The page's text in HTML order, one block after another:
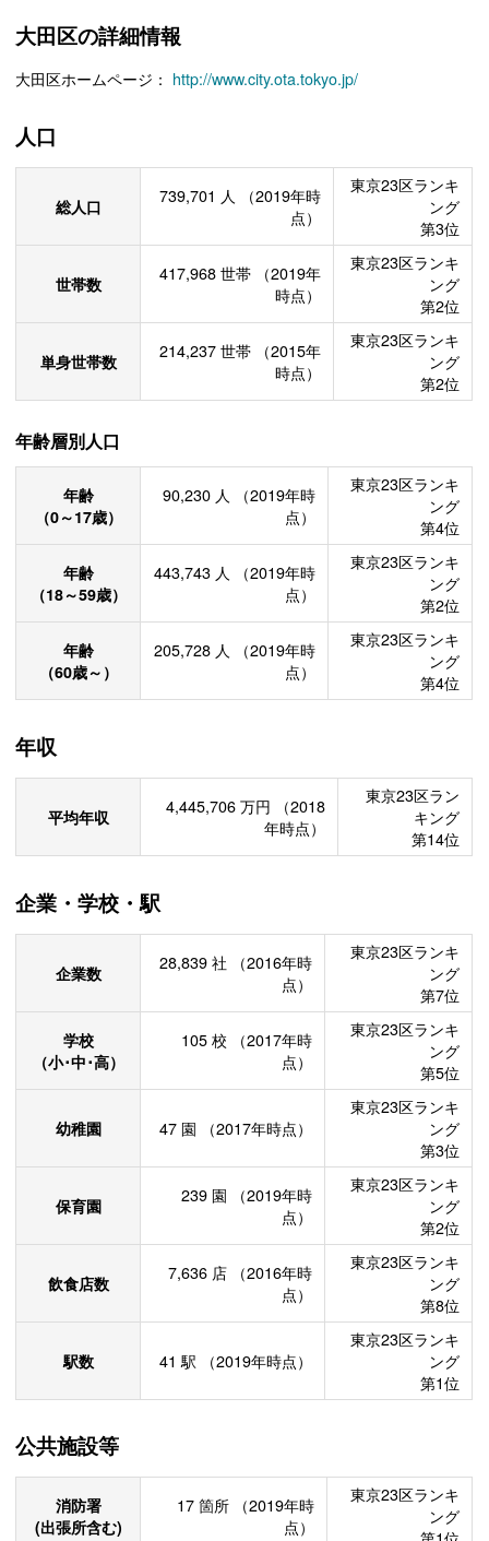
大田区の詳細情報
大田区ホームページ： http://www.city.ota.tokyo.jp/
人口
総人口 739,701 人
（2019年時
点）
東京23区ランキ
ング
第3位
世帯数 417,968 世帯
（2019年
時点）
東京23区ランキ
ング
第2位
単身世帯数 214,237 世帯
（2015年
時点）
東京23区ランキ
ング
第2位
年齢層別人口
年齢
（0～17歳）
90,230 人
（2019年時
点）
東京23区ランキ
ング
第4位
年齢
（18～59歳）
443,743 人
（2019年時
点）
東京23区ランキ
ング
第2位
年齢
（60歳～）
205,728 人
（2019年時
点）
東京23区ランキ
ング
第4位
年収
平均年収 4,445,706 万円
（2018
年時点）
東京23区ラン
キング
第14位
企業・学校・駅
企業数 28,839 社
（2016年時
点）
東京23区ランキ
ング
第7位
学校
（小･中･高）
105 校
（2017年時
点）
東京23区ランキ
ング
第5位
幼稚園 47 園 （2017年時点）
東京23区ランキ
ング
第3位
保育園 239 園
（2019年時
点）
東京23区ランキ
ング
第2位
飲食店数 7,636 店
（2016年時
点）
東京23区ランキ
ング
第8位
駅数 41 駅 （2019年時点）
東京23区ランキ
ング
第1位
公共施設等
消防署
(出張所含む)
17 箇所
（2019年時
点）
東京23区ランキ
ング